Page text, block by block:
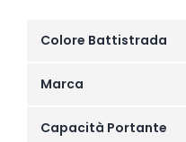
Colore Battistrada
Marca
Capacità Portante